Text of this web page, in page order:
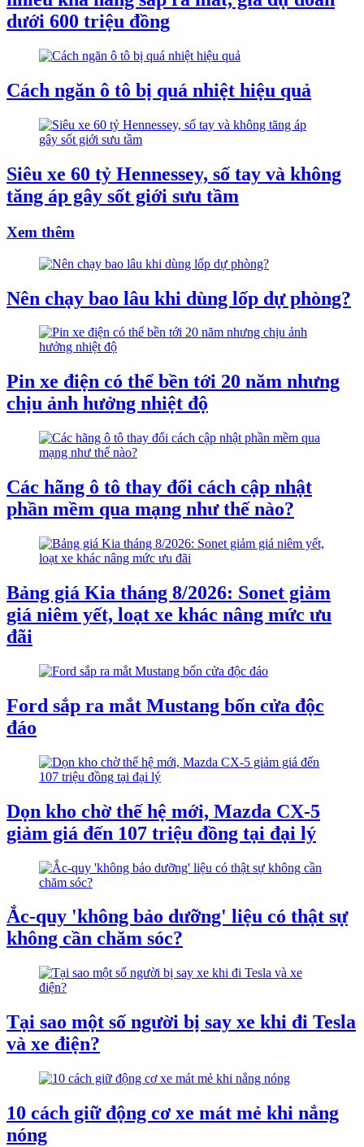
dưới 600 triệu đồng
Cách ngăn ô tô bị quá nhiệt hiệu quả
Siêu xe 60 tỷ Hennessey, số tay và không
tăng áp gây sốt giới sưu tầm
Xem thêm
Nên chạy bao lâu khi dùng lốp dự phòng?
Pin xe điện có thể bền tới 20 năm nhưng
chịu ảnh hưởng nhiệt độ
Các hãng ô tô thay đổi cách cập nhật
phần mềm qua mạng như thế nào?
Bảng giá Kia tháng 8/2026: Sonet giảm
giá niêm yết, loạt xe khác nâng mức ưu
đãi
Ford sắp ra mắt Mustang bốn cửa độc
đáo
Dọn kho chờ thế hệ mới, Mazda CX-5
giảm giá đến 107 triệu đồng tại đại lý
Ắc-quy 'không bảo dưỡng' liệu có thật sự
không cần chăm sóc?
Tại sao một số người bị say xe khi đi Tesla
và xe điện?
10 cách giữ động cơ xe mát mẻ khi nắng
nóng